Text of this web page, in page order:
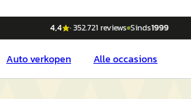
4,4 ·352.721 reviews Sinds1999
Autoverkopen Alle occasions